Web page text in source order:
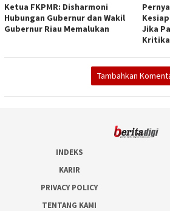
Ketua FKPMR: Disharmoni
Hubungan Gubernur dan Wakil
Gubernur Riau Memalukan
Jika
Tambahkan
INDEKS
KARIR
PRIVACY POLICY
TENTANG KAMI